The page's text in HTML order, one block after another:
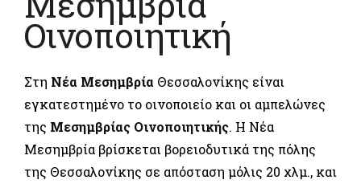
Οινοποιητική
Στη Νέα Μεσημβρία Θεσσαλονίκης είναι
εγκατεστημένο το οινοποιείο και οι αμπελώνες
της Μεσημβρίας Οινοποιητικής. Η Νέα
Μεσημβρία βρίσκεται βορειοδυτικά της πόλης
της Θεσσαλονίκης σε απόσταση μόλις 20 χλμ., και